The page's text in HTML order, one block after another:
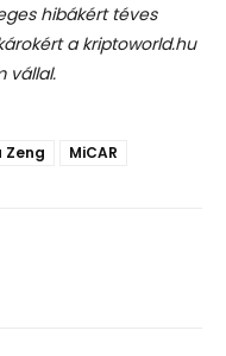
hibákért téves
a kriptoworld.hu
vállal.
Zeng MiCAR